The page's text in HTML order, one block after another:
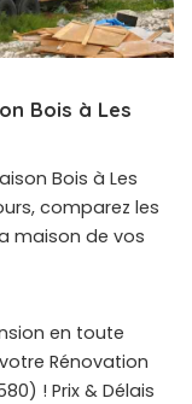
Bois à Les
Bois à Les
comparez les
maison de vos
en toute
Rénovation
! Prix & Délais